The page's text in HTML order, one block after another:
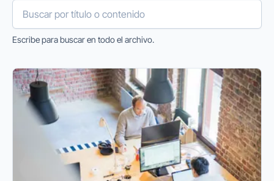
Escribe para buscar en todo el archivo.